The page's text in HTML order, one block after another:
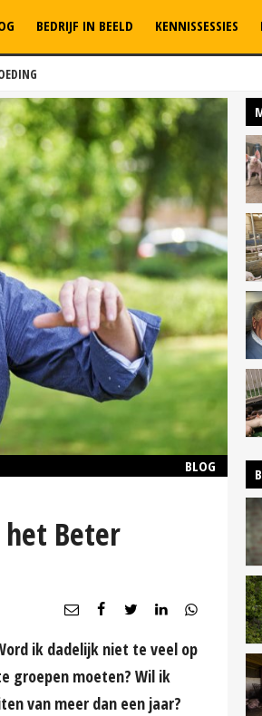
BEDRIJF IN BEELD KENNISSESSIES
BLOG
Beter
ik dadelijk niet te veel op
groepen moeten? Wil ik
van meer dan een jaar?